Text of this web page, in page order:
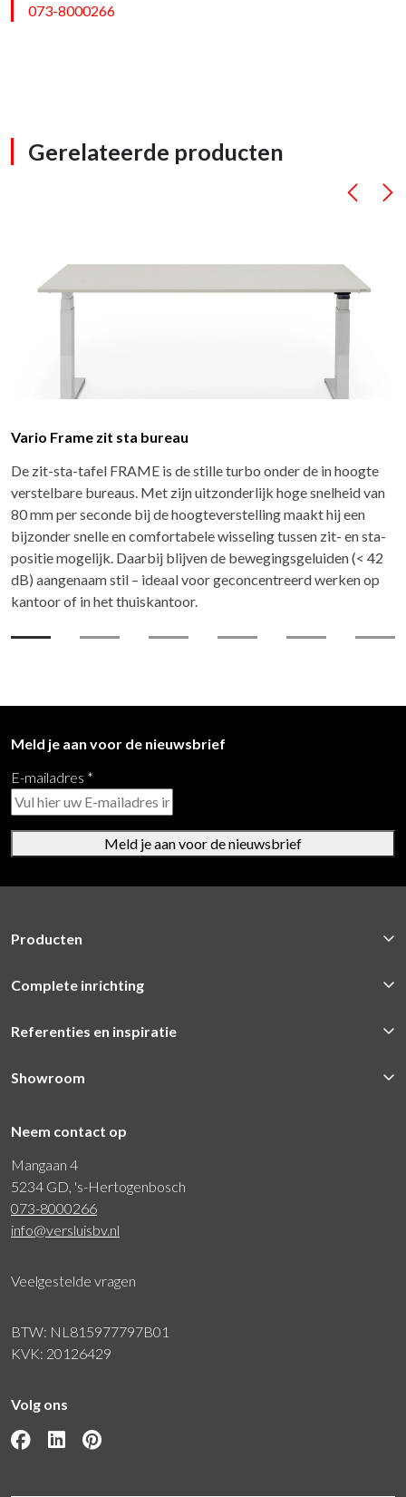
073-8000266
Gerelateerde producten
stille turbo onder de in hoogte
uitzonderlijk hoge snelheid van
maakt hij een
wisseling tussen zit- en sta-
de bewegingsgeluiden (< 42
voor geconcentreerd werken op
De Vario M7
bureau Vario Stage SX en
hoekwerkplek met
Meld je aan voor de nieuwsbrief
E-mailadres *
Meld je aan voor de nieuwsbrief
Producten
Complete inrichting
Referenties en inspiratie
Showroom
Neem contact op
Mangaan 4
5234 GD, 's-Hertogenbosch
073-8000266
info@versluisbv.nl
Veelgestelde vragen
BTW: NL815977797B01
KVK: 20126429
Volg ons